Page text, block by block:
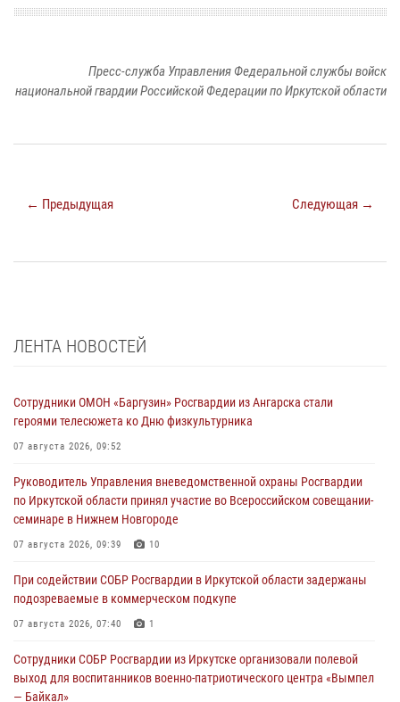
Пресс-служба Управления Федеральной службы войск
национальной гвардии Российской Федерации по Иркутской области
← Предыдущая Следующая →
ЛЕНТА НОВОСТЕЙ
Сотрудники ОМОН «Баргузин» Росгвардии из Ангарска стали
героями телесюжета ко Дню физкультурника
07 августа 2026, 09:52
Руководитель Управления вневедомственной охраны Росгвардии
по Иркутской области принял участие во Всероссийском совещании-
семинаре в Нижнем Новгороде
07 августа 2026, 09:39 10
При содействии СОБР Росгвардии в Иркутской области задержаны
подозреваемые в коммерческом подкупе
07 августа 2026, 07:40 1
Сотрудники СОБР Росгвардии из Иркутске организовали полевой
выход для воспитанников военно-патриотического центра «Вымпел
— Байкал»